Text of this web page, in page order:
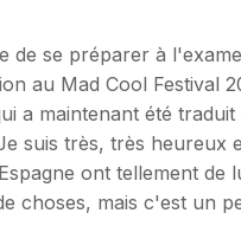
de se préparer à
au Mad Cool Festival
a maintenant été
suis très, très heureux
ont tellement
choses, mais c'est un